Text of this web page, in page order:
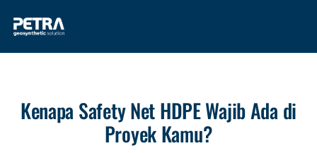
Kenapa Safety Net HDPE Wajib Ada di
Proyek Kamu?